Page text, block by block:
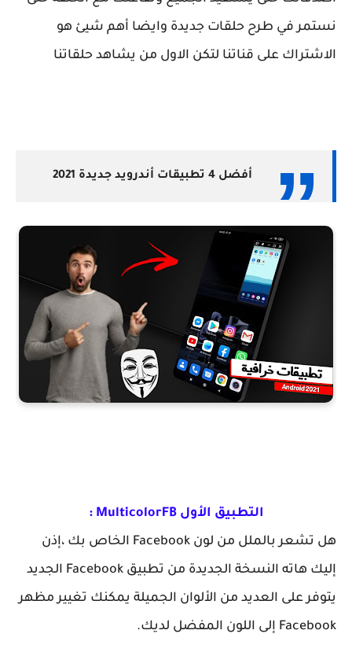
نستمر في طرح حلقات جديدة وايضا أهم شيئ هو
الاشتراك على قناتنا لتكن الاول من يشاهد حلقاتنا
أفضل 4 تطبيقات أندرويد جديدة 2021
التطبيق الأول MulticolorFB :
هل تشعر بالملل من لون Facebook الخاص بك ،إذن
إليك هاته النسخة الجديدة من تطبيق Facebook الجديد
يتوفر على العديد من الألوان الجميلة يمكنك تغيير مظهر
Facebook إلى اللون المفضل لديك.